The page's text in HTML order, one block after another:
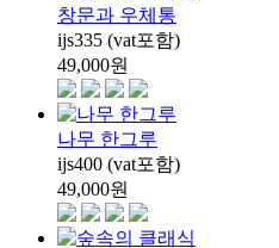
창문과 우체통
ijs335 (vat포함)
49,000원
나무 한그루
ijs400 (vat포함)
49,000원